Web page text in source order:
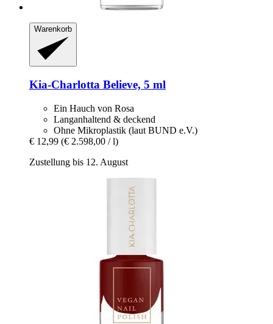
Warenkorb
Kia-Charlotta Believe, 5 ml
Ein Hauch von Rosa
Langanhaltend & deckend
Ohne Mikroplastik (laut BUND e.V.)
€ 12,99 (€ 2.598,00 / l)
Zustellung bis 12. August